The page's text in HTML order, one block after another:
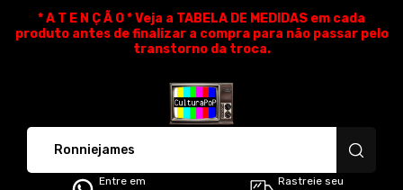
* A T E N Ç Ã O * Veja a TABELA DE MEDIDAS em cada
produto antes de finalizar a compra para não passar pelo
transtorno da troca.
Entre em
Rastreie seu